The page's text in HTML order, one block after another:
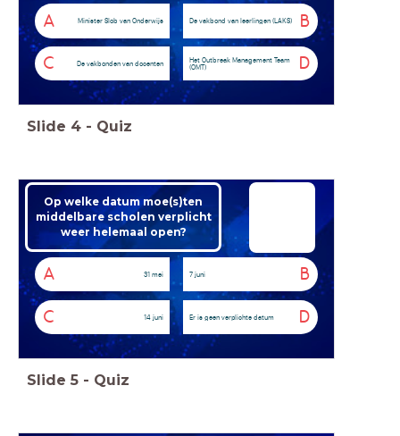
A Minister Slob van Onderwijs B
De vakbond van leerlingen (LAKS)
C De vakbonden van docenten D
Het Outbreak Management Team
(OMT)
Slide 4 - Quiz
Op welke datum moe(s)ten
middelbare scholen verplicht
weer helemaal open?
A 31 mei B
7 juni
C 14 juni D
Er is geen verplichte datum
Slide 5 - Quiz